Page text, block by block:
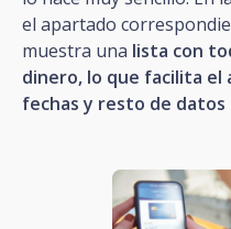
el apartado
muestra una lista con
dinero, lo que facilita el
fechas y resto de datos